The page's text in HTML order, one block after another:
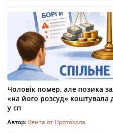
Чоловік помер, але позика
«на його розсуд» коштувала
у сп
Автор:Лента от Протокола